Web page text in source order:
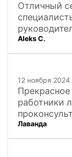
Отличный
города, 20
Aleks C.
12 ноября
работники
Лаванда